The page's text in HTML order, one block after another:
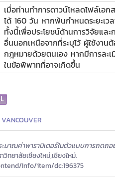
เมื่อท่านทำการดาวน์โหลดไฟล์เอ
ได้ 160 วัน หากพ้นกำหนดระยะเว
ทั้งนี้เพื่อประโยชน์ด้านการวิจัยแล
อื่นนอกเหนือจากที่ระบุไว้ ผู้ใช้งา
กฎหมายด้วยตนเอง หากมีการละ
ในข้อพิพาทที่อาจเกิดขึ้น
VANCOUVER
ะมาณค่าพารามิเตอร์ในตัวแบบการถด
ยาลัยเชียงใหม่,เชียงใหม่.
Info/item/dc:196375